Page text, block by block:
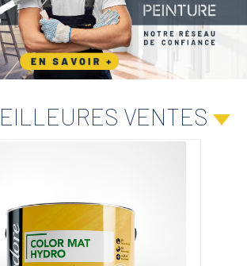
VENTES